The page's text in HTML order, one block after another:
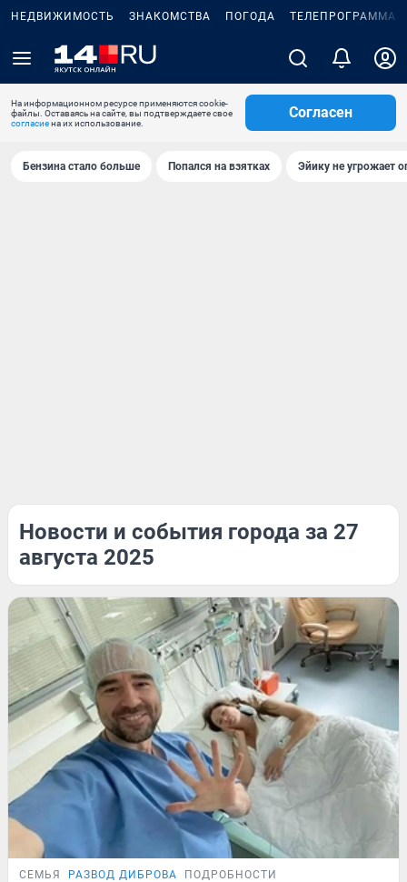
НЕДВИЖИМОСТЬ ЗНАКОМСТВА ПОГОДА ТЕЛЕПРОГРАММА
На информационном ресурсе применяются cookie-
файлы. Оставаясь на сайте, вы подтверждаете свое
согласиена их использование.
Согласен
Бензина стало больше Попался на взятках Эйику не угрожает
Новости и события города за 27
августа 2025
СЕМЬЯ РАЗВОД ДИБРОВА ПОДРОБНОСТИ